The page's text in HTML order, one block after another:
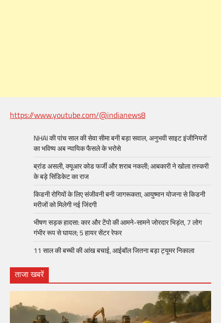
https://www.youtube.com/@indianews8
NHAI की पांच साल की सेवा सीमा बनी बड़ा सवाल, अनुभवी साइट इंजीनियरों
का भविष्य अब न्यायिक फैसले के भरोसे
ब्रांड असली, क्यूआर कोड फर्जी और शराब नकली; आबकारी ने खोला तस्करी
के बड़े सिंडिकेट का राज
किडनी रोगियों के लिए संजीवनी बनी जागरूकता, आयुष्मान योजना से किडनी
मरीजों को मिलेगी नई जिंदगी
भीषण सड़क हादसा: कार और टेंपो की आमने-सामने जोरदार भिड़ंत, 7 लोग
गंभीर रूप से घायल; 5 हायर सेंटर रेफर​
11 साल की बच्ची की आंख बचाई, आईबॉल जितना बड़ा ट्यूमर निकाला
ताजा खबरें